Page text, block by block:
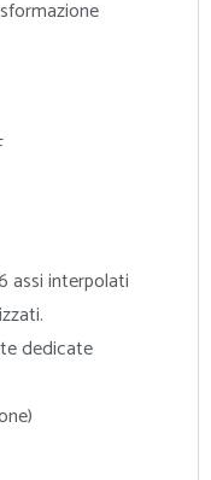
assi interpolati
dedicate